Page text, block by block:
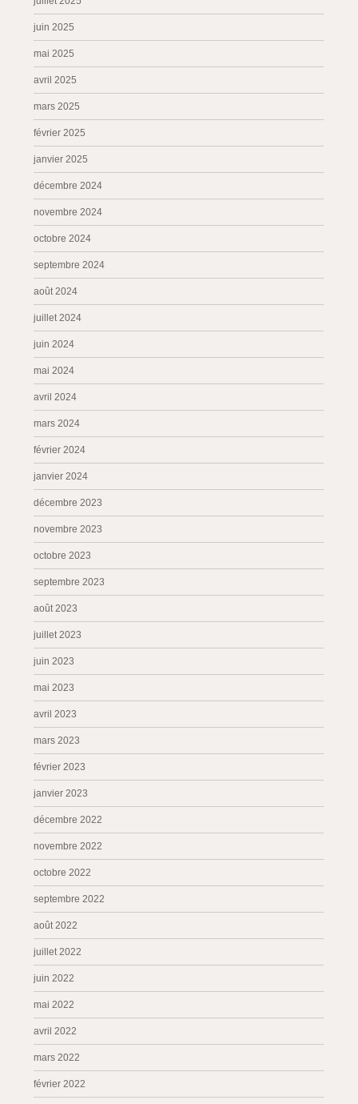
juin 2025
mai 2025
avril 2025
mars 2025
février 2025
janvier 2025
décembre 2024
novembre 2024
octobre 2024
septembre 2024
août 2024
juillet 2024
juin 2024
mai 2024
avril 2024
mars 2024
février 2024
janvier 2024
décembre 2023
novembre 2023
octobre 2023
septembre 2023
août 2023
juillet 2023
juin 2023
mai 2023
avril 2023
mars 2023
février 2023
janvier 2023
décembre 2022
novembre 2022
octobre 2022
septembre 2022
août 2022
juillet 2022
juin 2022
mai 2022
avril 2022
mars 2022
février 2022